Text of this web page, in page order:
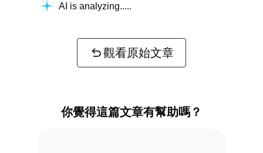
AI is analyzing...
觀看原始文章
你覺得這篇文章有幫助嗎？